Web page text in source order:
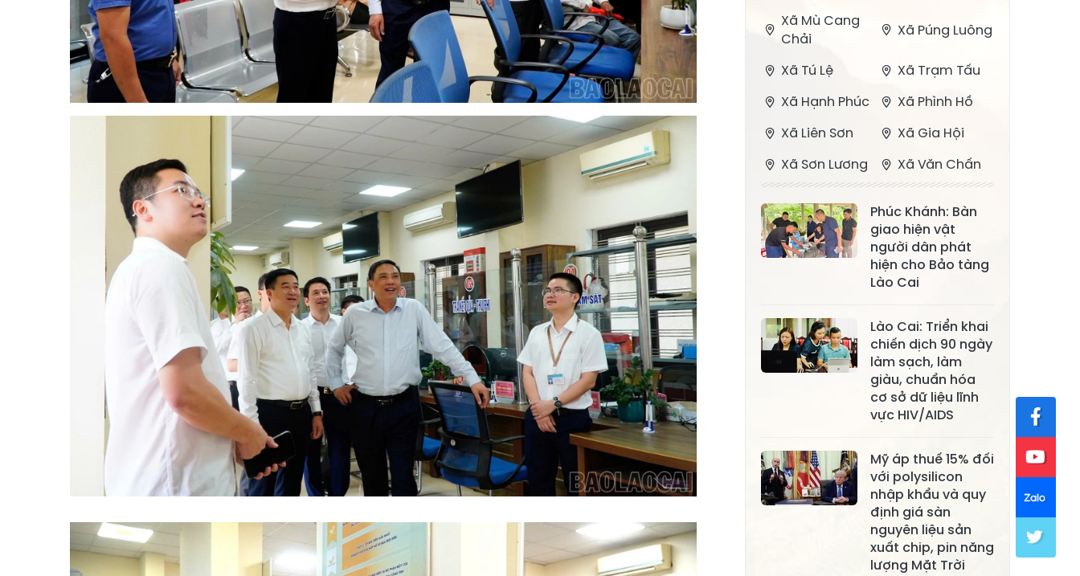
Xã Mù Cang
Chải
Xã Púng Luông
Xã Tú Lệ
Xã Trạm Tấu
Xã Hạnh Phúc
Xã Phình Hồ
Xã Liên Sơn
Xã Gia Hội
Xã Sơn Lương
Xã Văn Chấn
Bằng La
Xã Chấn Thịnh
Xã Nghĩa Tâm
Xã Phong Dụ
Hạ
Xã Đông
Cuông
Xã Tân Hợp
Xã Mậu A Xã Xuân Ái
Xã Lâm
Thượng
Xã Lục Yên
Xã Tân Lĩnh
Xã Khánh Hòa
Xã Phúc Lợi
Xã Cảm Nhân
Xã Thác Bà
Phúc Khánh: Bàn
giao hiện vật
người dân phát
hiện cho Bảo tàng
Lào Cai
Lào Cai: Triển khai
chiến dịch 90 ngày
làm sạch, làm
giàu, chuẩn hóa
cơ sở dữ liệu lĩnh
vực HIV/AIDS
Mỹ áp thuế 15% đối
với polysilicon
nhập khẩu và quy
định giá sàn
nguyên liệu sản
xuất chip, pin năng
lượng Mặt Trời